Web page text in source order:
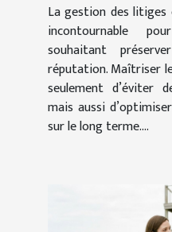
La gestion des
incontournable
souhaitant
réputation. Maîtriser
seulement d’éviter
mais aussi
sur le long terme....